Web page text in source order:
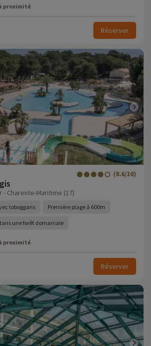
proximité
Réserver
(8.6/10)
- Charente-Maritime (17)
toboggans Première plage à 600m
une forêt domaniale
proximité
Réserver